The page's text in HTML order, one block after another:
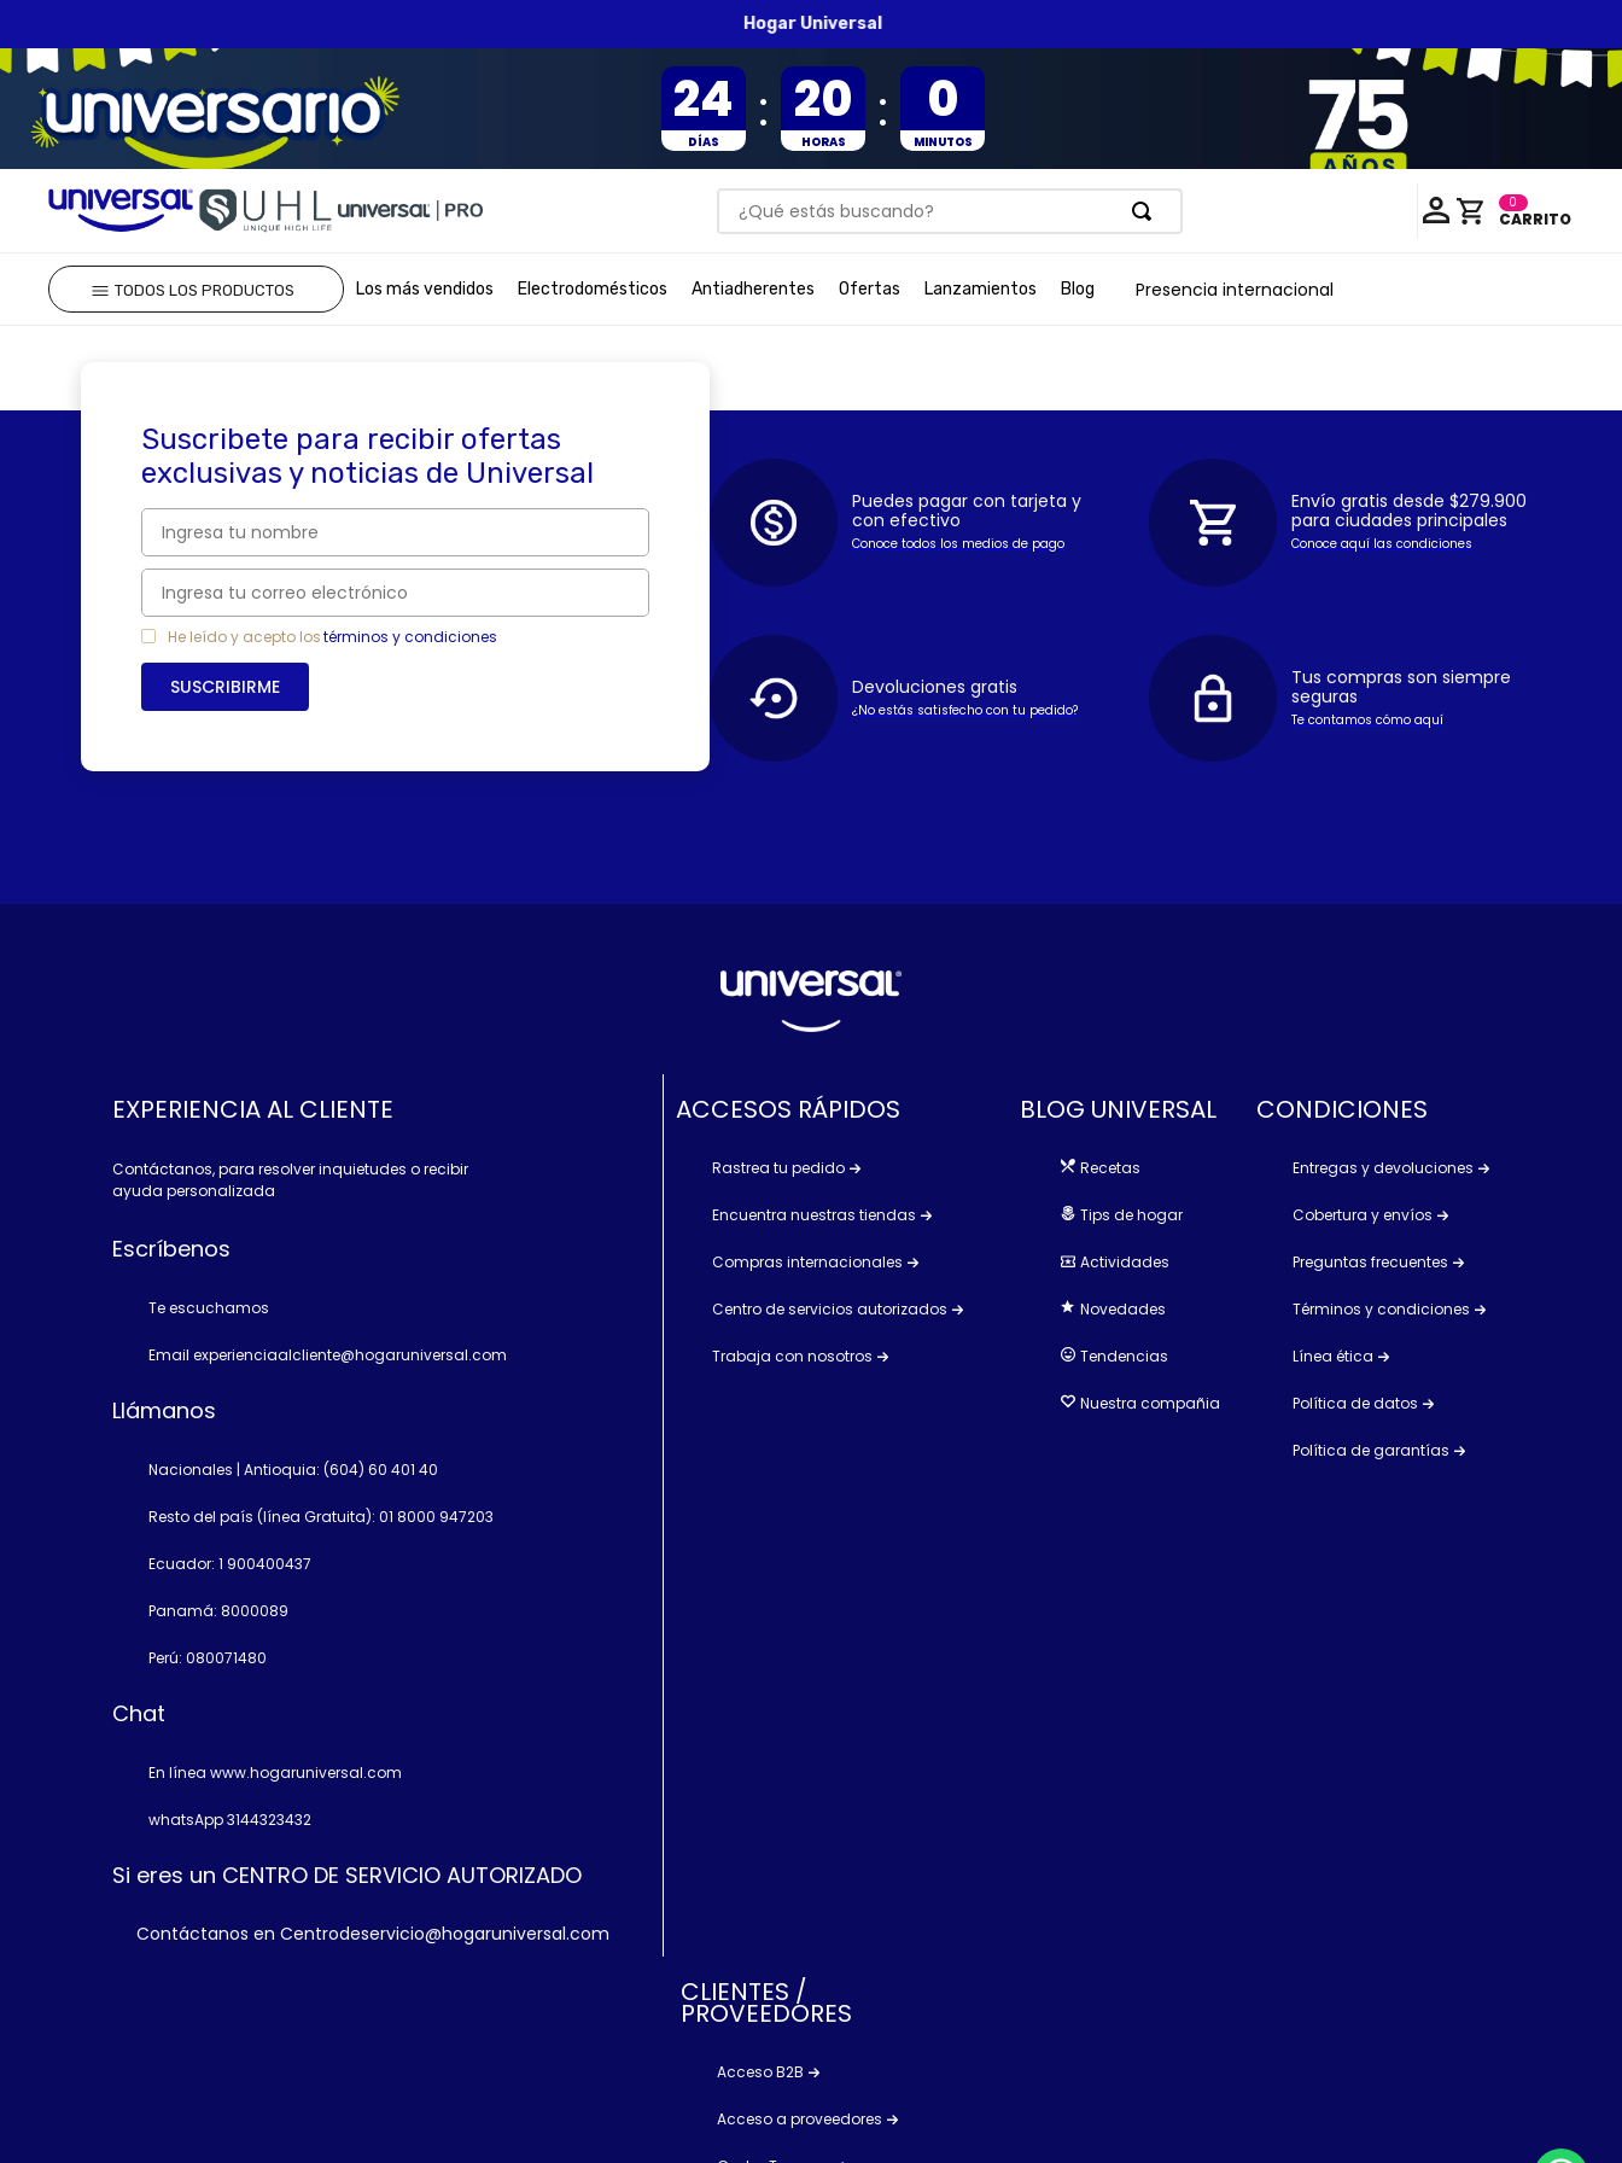
Hogar Universal
24
DÍAS : 20
HORAS : 0
MINUTOS
¿Qué estás buscando? 0
TODOS LOS PRODUCTOS Los más vendidos Electrodomésticos Antiadherentes Ofertas Lanzamientos Blog Presencia internacional
Suscribete para recibir ofertas
exclusivas y noticias de Universal
He leído y acepto lostérminos y condiciones
SUSCRIBIRME
Puedes pagar con tarjeta y
con efectivo
Conoce todos los medios de pago
Envío gratis desde $279.900
para ciudades principales
Conoce aquí las condiciones
Devoluciones gratis
¿No estás satisfecho con tu pedido?
Tus compras son siempre
seguras
Te contamos cómo aquí
EXPERIENCIA AL CLIENTE
Contáctanos, para resolver inquietudes o recibir
ayuda personalizada
Escríbenos
Te escuchamos
Email experienciaalcliente@hogaruniversal.com
Llámanos
Nacionales | Antioquia: (604) 60 401 40
Resto del país (línea Gratuita): 01 8000 947203
Ecuador: 1 900400437
Panamá: 8000089
Perú: 080071480
Chat
En línea www.hogaruniversal.com
whatsApp 3144323432
Si eres un CENTRO DE SERVICIO AUTORIZADO
Contáctanos en Centrodeservicio@hogaruniversal.com
ACCESOS RÁPIDOS
Rastrea tu pedido
Encuentra nuestras tiendas
Compras internacionales
Centro de servicios autorizados
Trabaja con nosotros
BLOG UNIVERSAL
Recetas
Tips de hogar
Actividades
Novedades
Tendencias
Nuestra compañia
CONDICIONES
Entregas y devoluciones
Cobertura y envíos
Preguntas frecuentes
Términos y condiciones
Línea ética
Política de datos
Política de garantías
CLIENTES /
PROVEEDORES
Acceso B2B
Acceso a proveedores
1.
olla presion
5 .
licuadora
6.
ollas
8.
9.
caldero